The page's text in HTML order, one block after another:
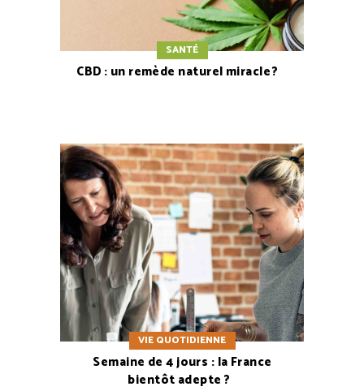
SANTÉ
CBD : un remède naturel miracle ?
VIE QUOTIDIENNE
Semaine de 4 jours : la France
bientôt adepte ?